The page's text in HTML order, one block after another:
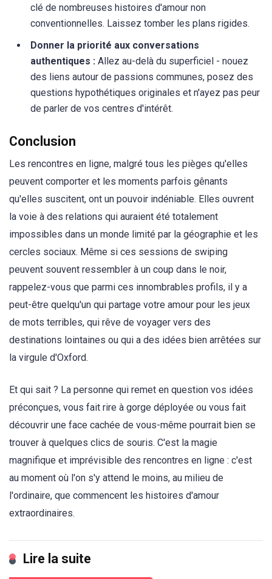
clé de nombreuses histoires d'amour non
conventionnelles. Laissez tomber les plans rigides.
Donner la priorité aux conversations
authentiques : Allez au-delà du superficiel - nouez
des liens autour de passions communes, posez des
questions hypothétiques originales et n'ayez pas peur
de parler de vos centres d'intérêt.
Conclusion
Les rencontres en ligne, malgré tous les pièges qu'elles
peuvent comporter et les moments parfois gênants
qu'elles suscitent, ont un pouvoir indéniable. Elles ouvrent
la voie à des relations qui auraient été totalement
impossibles dans un monde limité par la géographie et les
cercles sociaux. Même si ces sessions de swiping
peuvent souvent ressembler à un coup dans le noir,
rappelez-vous que parmi ces innombrables profils, il y a
peut-être quelqu'un qui partage votre amour pour les jeux
de mots terribles, qui rêve de voyager vers des
destinations lointaines ou qui a des idées bien arrêtées sur
la virgule d'Oxford.
Et qui sait ? La personne qui remet en question vos idées
préconçues, vous fait rire à gorge déployée ou vous fait
découvrir une face cachée de vous-même pourrait bien se
trouver à quelques clics de souris. C'est la magie
magnifique et imprévisible des rencontres en ligne : c'est
au moment où l'on s'y attend le moins, au milieu de
l'ordinaire, que commencent les histoires d'amour
extraordinaires.
Lire la suite